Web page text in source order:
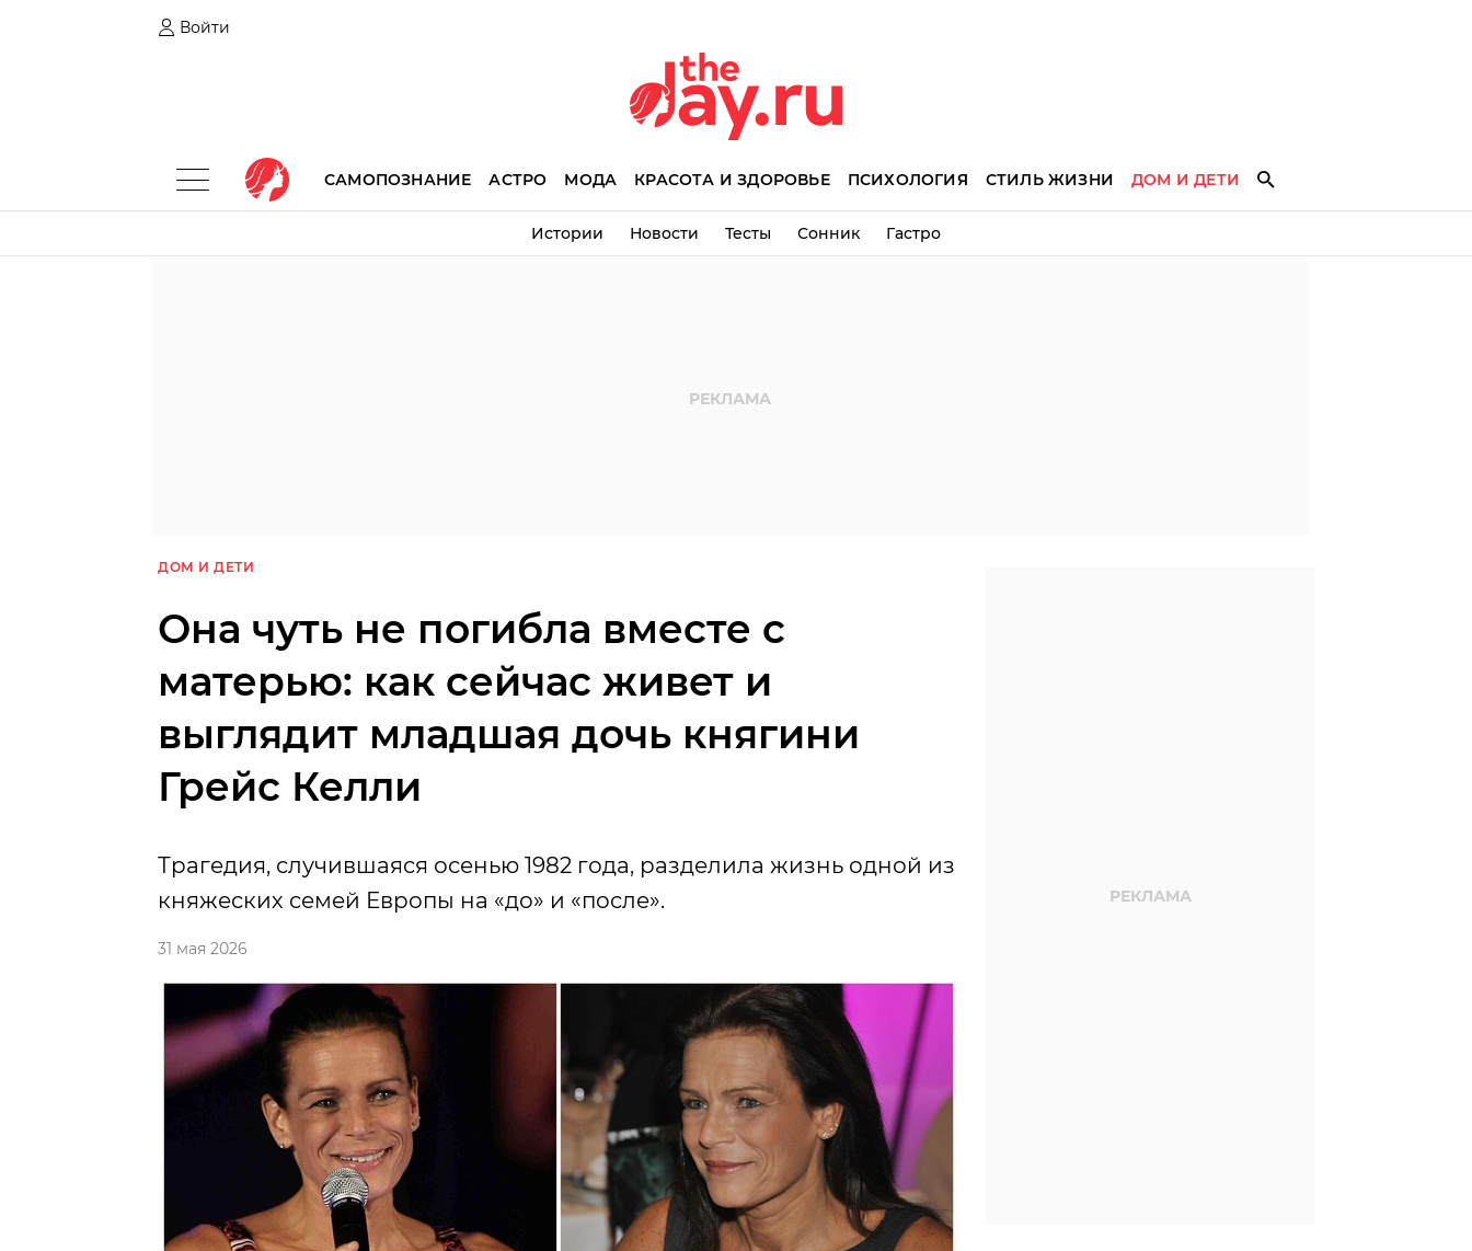
Войти
САМОПОЗНАНИЕ АСТРО МОДА КРАСОТА И ЗДОРОВЬЕ ПСИХОЛОГИЯ СТИЛЬ ЖИЗНИ ДОМ И ДЕТИ
Истории Новости Тесты Сонник Гастро
ДОМ И ДЕТИ
Она чуть не погибла вместе с
матерью: как сейчас живет и
выглядит младшая дочь княгини
Грейс Келли
Трагедия, случившаяся осенью 1982 года, разделила жизнь одной из
княжеских семей Европы на «до» и «после».
31 мая 2026